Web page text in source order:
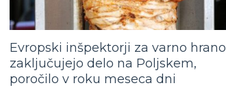
Evropski inšpektorji za varno hrano
zaključujejo delo na Poljskem,
poročilo v roku meseca dni